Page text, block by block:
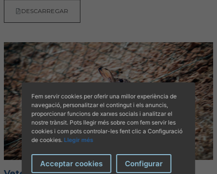
DESCARREGAR
Fem servir cookies per oferir una millor experiència de
navegació, personalitzar el contingut i els anuncis,
proporcionar funcions de xarxes socials i analitzar el
nostre trànsit. Pots llegir més sobre com fem servir les
cookies i com pots controlar-les fent clic a Configuració
de cookies. Llegir més
Acceptar cookies Configurar